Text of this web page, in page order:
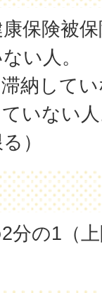
保険被
い人。
納して
いない
）
分の1（